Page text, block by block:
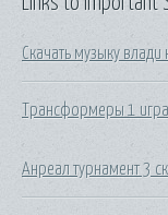
Скачать музыку влади
Трансформеры 1
Анреал турнамент 3